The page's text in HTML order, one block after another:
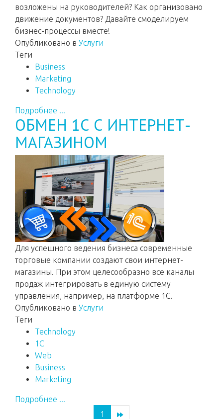
возложены на руководителей? Как организовано
движение документов? Давайте смоделируем
бизнес-процессы вместе!
Опубликовано в Услуги
Теги
Business
Marketing
Technology
Подробнее ...
ОБМЕН 1С С ИНТЕРНЕТ-
МАГАЗИНОМ
Для успешного ведения бизнеса современные
торговые компании создают свои интернет-
магазины. При этом целесообразно все каналы
продаж интегрировать в единую систему
управления, например, на платформе 1С.
Опубликовано в Услуги
Теги
Technology
1C
Web
Business
Marketing
Подробнее ...
1